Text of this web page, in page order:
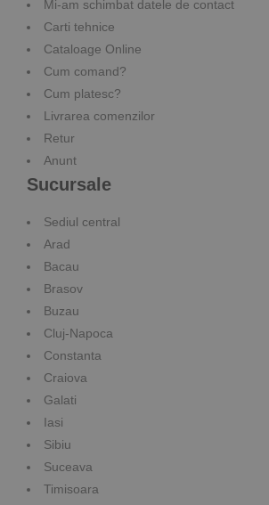
Mi-am schimbat datele de contact
Carti tehnice
Cataloage Online
Cum comand?
Cum platesc?
Livrarea comenzilor
Retur
Anunt
Sucursale
Sediul central
Arad
Bacau
Brasov
Buzau
Cluj-Napoca
Constanta
Craiova
Galati
Iasi
Sibiu
Suceava
Timisoara